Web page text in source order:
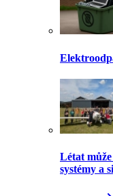
Létat
systémy a